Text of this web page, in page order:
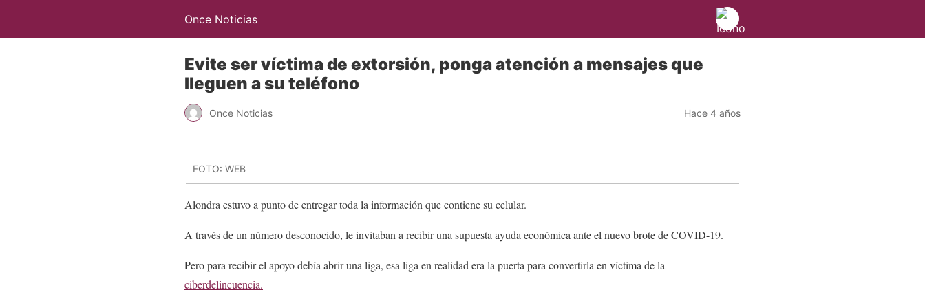
Once Noticias
Evite ser víctima de extorsión, ponga atención a mensajes que
lleguen a su teléfono
Once Noticias Hace 4 años
FOTO: WEB
Alondra estuvo a punto de entregar toda la información que contiene su celular.
A través de un número desconocido, le invitaban a recibir una supuesta ayuda económica ante el nuevo brote de COVID-19.
Pero para recibir el apoyo debía abrir una liga, esa liga en realidad era la puerta para convertirla en víctima de la
ciberdelincuencia.